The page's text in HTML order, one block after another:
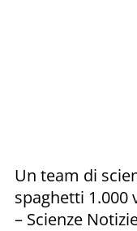
Un team di
spaghetti 1.000
– Scienze